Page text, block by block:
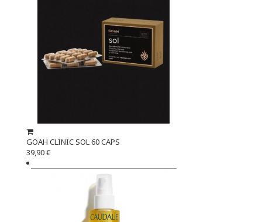
GOAH CLINIC SOL 60 CAPS
39,90 €